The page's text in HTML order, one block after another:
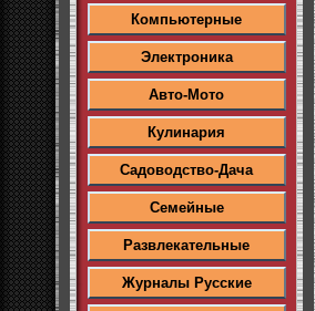
Компьютерные
Электроника
Авто-Мото
Кулинария
Садоводство-Дача
Семейные
Развлекательные
Журналы Русские